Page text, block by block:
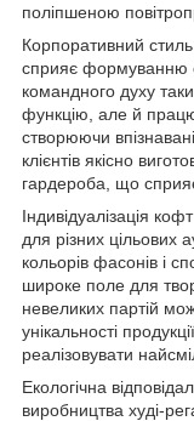
поліпшеною
Корпоративний стиль
сприяє формуванню
командного духу
функцію, але й
створюючи
клієнтів якісно
гардероба, що
Індивідуалізація
для різних цільових
кольорів фасонів і
широке поле для
невеликих партій
унікальності
реалізовувати
Екологічна
виробництва худі-